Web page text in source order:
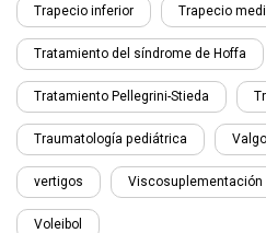
Trapecio inferior Trapecio
Tratamiento del síndrome de Hoffa
Tratamiento Pellegrini-Stieda
Traumatología pediátrica
vertigos Viscosuplementación
Voleibol